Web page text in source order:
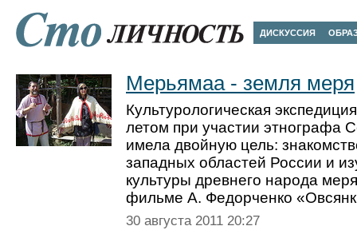
ДИСКУССИЯ
Мерьямаа - земля меря
Культурологическая
летом при участии этнографа
имела двойную цель:
западных областей России и
культуры древнего народа
фильме А. Федорченко
30 августа 2011 20:27